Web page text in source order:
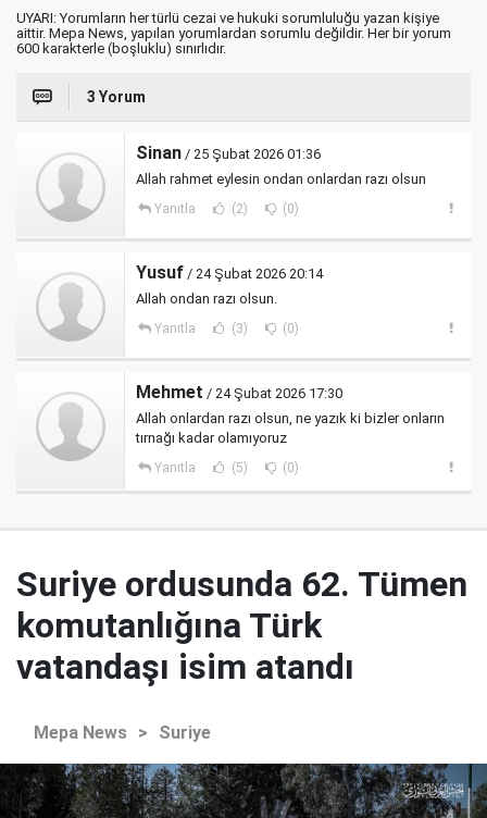
UYARI: Yorumların her türlü cezai ve hukuki sorumluluğu yazan kişiye
aittir. Mepa News, yapılan yorumlardan sorumlu değildir. Her bir yorum
600 karakterle (boşluklu) sınırlıdır.
3 Yorum
Sinan / 25 Şubat 2026 01:36
Allah rahmet eylesin ondan onlardan razı olsun
Yanıtla (2) (0)
Yusuf / 24 Şubat 2026 20:14
Allah ondan razı olsun.
Yanıtla (3) (0)
Mehmet / 24 Şubat 2026 17:30
Allah onlardan razı olsun, ne yazık ki bizler onların
tırnağı kadar olamıyoruz
Yanıtla (5) (0)
Suriye ordusunda 62. Tümen
komutanlığına Türk
vatandaşı isim atandı
Mepa News > Suriye